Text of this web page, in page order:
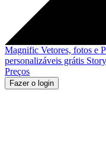
Magnific Vetores, fotos e
personalizáveis grátis
Preços
Fazer o login